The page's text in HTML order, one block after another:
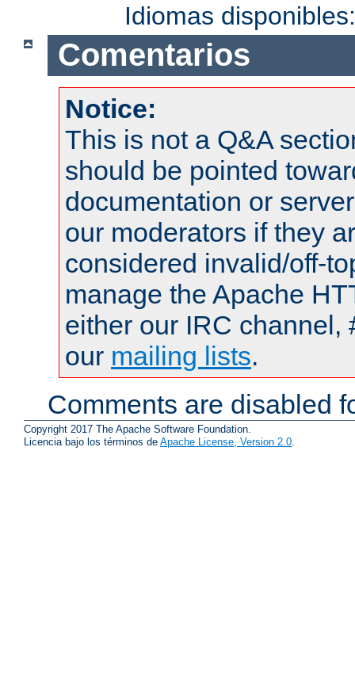
Idiomas
Comentarios
Notice:
This is not a Q&A
should be pointed
documentation or
our moderators if they
considered invalid/off-
manage the Apache
either our IRC channel,
our mailing lists.
Comments are disabled
Copyright 2017 The Apache Software Foundation.
Licencia bajo los términos de Apache License, Version 2.0